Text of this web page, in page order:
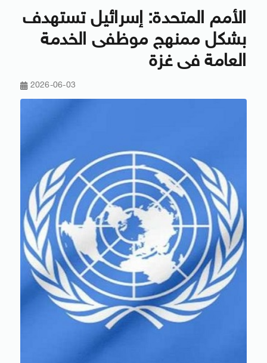
الأمم المتحدة: إسرائيل تستهدف
بشكل ممنهج موظفى الخدمة
العامة فى غزة
2026-06-03